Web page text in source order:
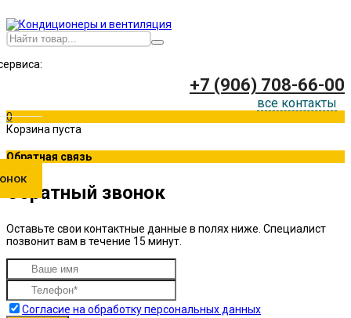
+7 (906) 708-66-00
все контакты
0
Корзина пуста
Обратная связь
Обратный звонок
Оставьте свои контактные данные в полях ниже. Специалист
позвонит вам в течение 15 минут.
Согласие на обработку персональных данных